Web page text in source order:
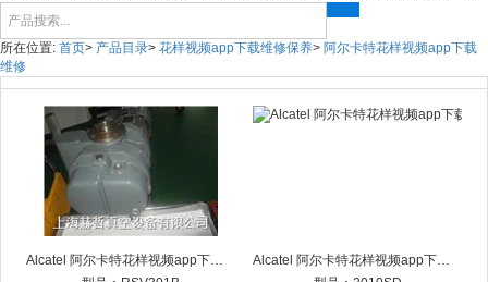
所在位置: 首页> 产品目录> 花样视频app下载维修保养> 阿尔卡特花样视频app下载
维修
Alcatel 阿尔卡特花样视频app下载维修 RSV301B
Alcatel 阿尔卡特花样视频app下载维修 2010SD